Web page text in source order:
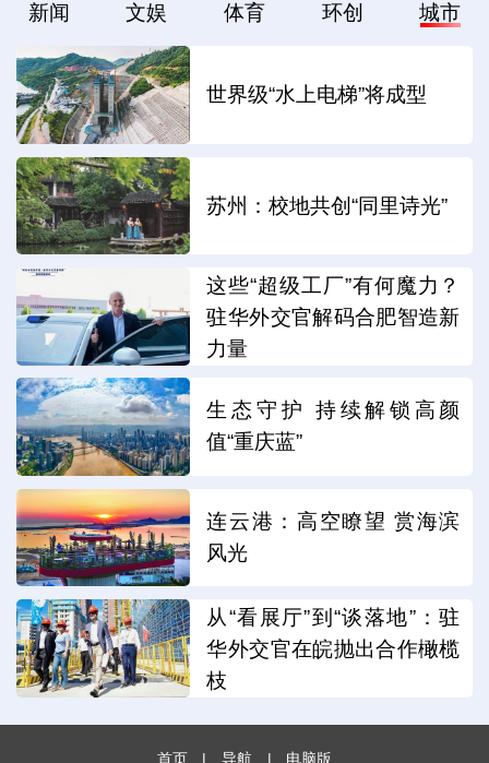
新闻 文娱 体育 环创 城市
世界级“水上电梯”将成型
苏州：校地共创“同里诗光”
这些“超级工厂”有何魔力？
驻华外交官解码合肥智造新
力量
生态守护 持续解锁高颜
值“重庆蓝”
连云港：高空瞭望 赏海滨
风光
从“看展厅”到“谈落地”：驻
华外交官在皖抛出合作橄榄
枝
首页 | 导航 | 电脑版